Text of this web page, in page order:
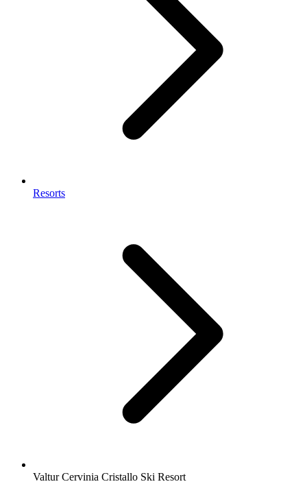
Resorts
Valtur Cervinia Cristallo Ski Resort